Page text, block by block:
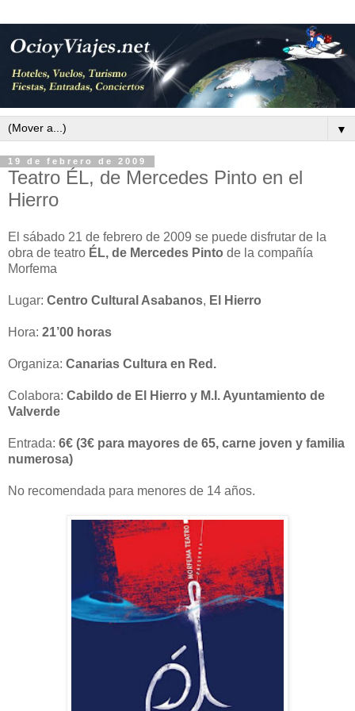
▼
19 de febrero de 2009
Teatro ÉL, de Mercedes Pinto en el
Hierro
El sábado 21 de febrero de 2009 se puede disfrutar de la
obra de teatro ÉL, de Mercedes Pinto de la compañía
Morfema
Lugar: Centro Cultural Asabanos, El Hierro
Hora: 21’00 horas
Organiza: Canarias Cultura en Red.
Colabora: Cabildo de El Hierro y M.I. Ayuntamiento de
Valverde
Entrada: 6€ (3€ para mayores de 65, carne joven y familia
numerosa)
No recomendada para menores de 14 años.